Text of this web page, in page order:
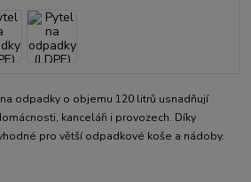
odpadky o objemu 120 litrů usnadňují
kanceláři i provozech. Díky
pro větší odpadkové koše a nádoby.